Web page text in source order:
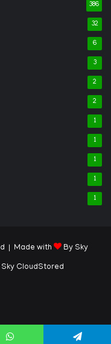
386
32
6
3
2
2
1
1
1
1
1
| Made with By Sky
Sky CloudStored